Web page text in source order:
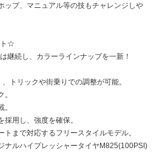
ップ、マニュアル等の技もチャレンジしや
ト☆
継続し、カラーラインナップを一新！
トリックや街乗りでの調整が可能。
採用し、強度を確保。
トまで対応するフリースタイルモデル。
ナルハイプレッシャータイヤM825(100PSI)